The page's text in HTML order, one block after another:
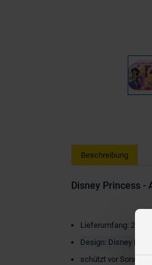
Beschreibung
Disney Princess -
Lieferumfang: 2 x
Design: Disney
schützt vor